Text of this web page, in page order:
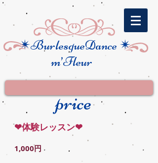
✴︎BurlesqueDance ✴︎
m’Fleur
❤︎体験レッスン❤︎
1,000円
​price